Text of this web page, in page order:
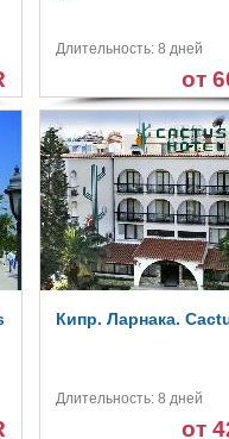
Длительность: 8 дней
от
Кипр. Ларнака.
Длительность: 8 дней
от